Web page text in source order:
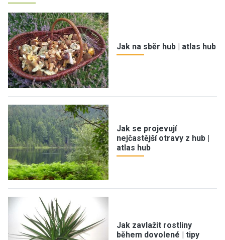
Jak na sběr hub | atlas hub
Jak se projevují
nejčastější otravy z hub |
atlas hub
Jak zavlažit rostliny
během dovolené | tipy